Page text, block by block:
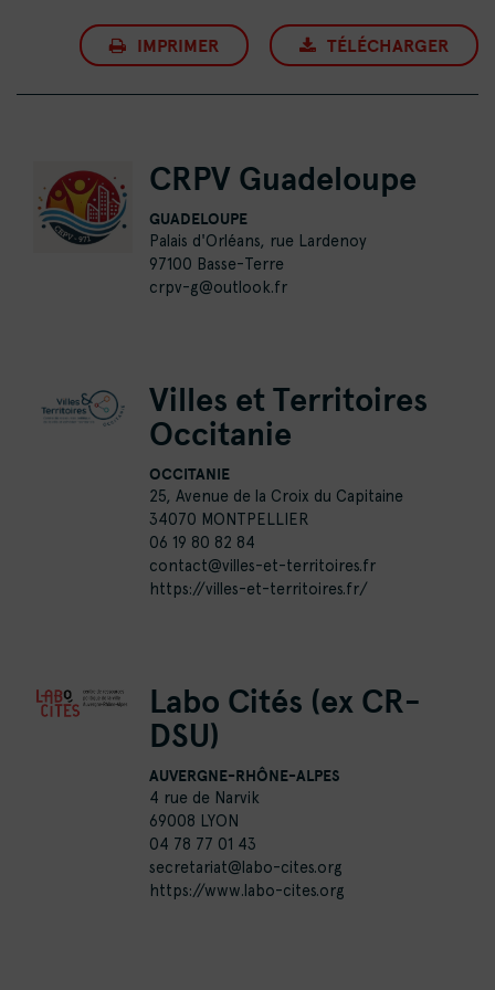
IMPRIMER TÉLÉCHARGER
CRPV Guadeloupe
GUADELOUPE
Palais d'Orléans, rue Lardenoy
97100 Basse-Terre
crpv-g@outlook.fr
Villes et Territoires
Occitanie
OCCITANIE
25, Avenue de la Croix du Capitaine
34070 MONTPELLIER
06 19 80 82 84
contact@villes-et-territoires.fr
https://villes-et-territoires.fr/
Labo Cités (ex CR-
DSU)
AUVERGNE-RHÔNE-ALPES
4 rue de Narvik
69008 LYON
04 78 77 01 43
secretariat@labo-cites.org
https://www.labo-cites.org